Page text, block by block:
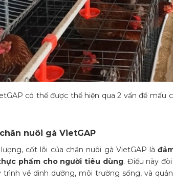
có thể được thể hiện qua 2 vấn đề mấu
nuôi gà VietGAP
cốt lõi của chăn nuôi gà VietGAP là
phẩm cho người tiêu dùng. Điều này
về dinh dưỡng, môi trường sống, và